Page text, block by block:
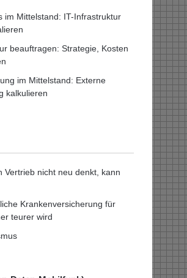
im Mittelstand: IT-Infrastruktur
beauftragen: Strategie, Kosten
im Mittelstand: Externe
kalkulieren
Vertrieb nicht neu denkt, kann
Krankenversicherung für
teurer wird